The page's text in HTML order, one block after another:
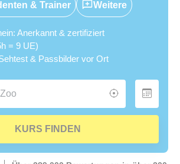
& Trainer Weitere
Anerkannt & zertifiziert
= 9 UE)
& Passbilder vor Ort
KURS FINDEN